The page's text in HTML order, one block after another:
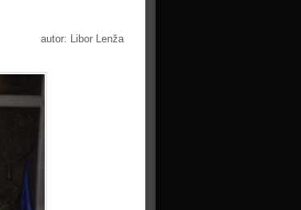
autor: Libor Lenža